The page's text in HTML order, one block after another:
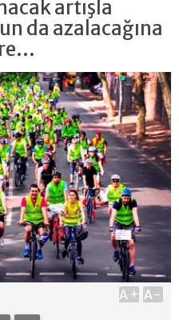
artışla
da azalacağına
A+ A-